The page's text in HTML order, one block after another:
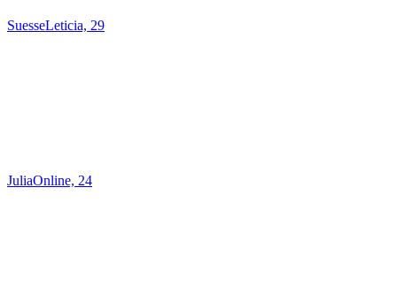
SuesseLeticia, 29
JuliaOnline, 24